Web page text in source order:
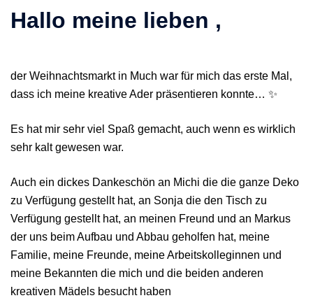
Hallo meine lieben ,
der Weihnachtsmarkt in Much war für mich das erste Mal,
dass ich meine kreative Ader präsentieren konnte… ✨
Es hat mir sehr viel Spaß gemacht, auch wenn es wirklich
sehr kalt gewesen war.
Auch ein dickes Dankeschön an Michi die die ganze Deko
zu Verfügung gestellt hat, an Sonja die den Tisch zu
Verfügung gestellt hat, an meinen Freund und an Markus
der uns beim Aufbau und Abbau geholfen hat, meine
Familie, meine Freunde, meine Arbeitskolleginnen und
meine Bekannten die mich und die beiden anderen
kreativen Mädels besucht haben